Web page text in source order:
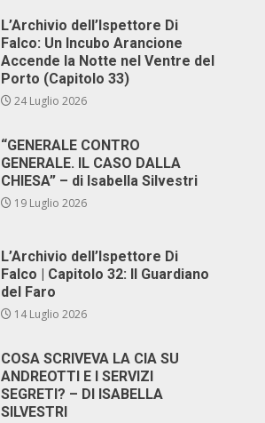
L’Archivio dell’Ispettore Di
Falco: Un Incubo Arancione
Accende la Notte nel Ventre del
Porto (Capitolo 33)
24 Luglio 2026
“GENERALE CONTRO
GENERALE. IL CASO DALLA
CHIESA” – di Isabella Silvestri
19 Luglio 2026
L’Archivio dell’Ispettore Di
Falco | Capitolo 32: Il Guardiano
del Faro
14 Luglio 2026
COSA SCRIVEVA LA CIA SU
ANDREOTTI E I SERVIZI
SEGRETI? – DI ISABELLA
SILVESTRI